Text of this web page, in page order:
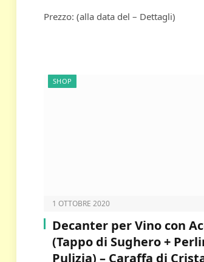
Prezzo: (alla data del – Dettagli)
SHOP
1 OTTOBRE 2020
Decanter per Vino con
(Tappo di Sughero +
Pulizia) – Caraffa di